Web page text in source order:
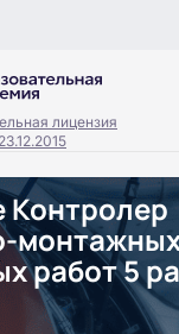
лицензия
Контролер
работ 5